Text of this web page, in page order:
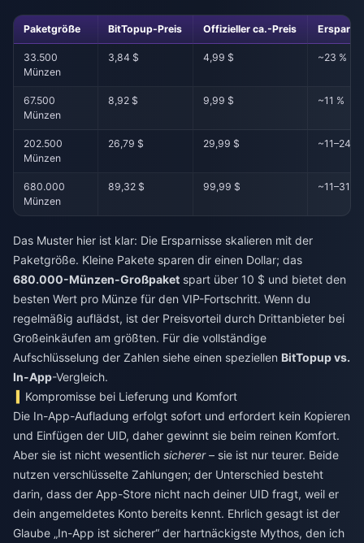
Paketgröße BitTopup-Preis Offizieller ca.-Preis
33.500
Münzen
3,84 $ 4,99 $ ~23 %
67.500
Münzen
8,92 $ 9,99 $ ~11 %
202.500
Münzen
26,79 $ 29,99 $ ~11–24 %
680.000
Münzen
89,32 $ 99,99 $ ~11–31 %
Das Muster hier ist klar: Die Ersparnisse skalieren mit der
Paketgröße. Kleine Pakete sparen dir einen Dollar; das
680.000-Münzen-Großpaket spart über 10 $ und bietet den
besten Wert pro Münze für den VIP-Fortschritt. Wenn du
regelmäßig auflädst, ist der Preisvorteil durch Drittanbieter bei
Großeinkäufen am größten. Für die vollständige
Aufschlüsselung der Zahlen siehe einen speziellen BitTopup vs.
In-App-Vergleich.
Kompromisse bei Lieferung und Komfort
Die In-App-Aufladung erfolgt sofort und erfordert kein Kopieren
und Einfügen der UID, daher gewinnt sie beim reinen Komfort.
Aber sie ist nicht wesentlich sicherer– sie ist nur teurer. Beide
nutzen verschlüsselte Zahlungen; der Unterschied besteht
darin, dass der App-Store nicht nach deiner UID fragt, weil er
dein angemeldetes Konto bereits kennt. Ehrlich gesagt ist der
Glaube „In-App ist sicherer“ der hartnäckigste Mythos, den ich